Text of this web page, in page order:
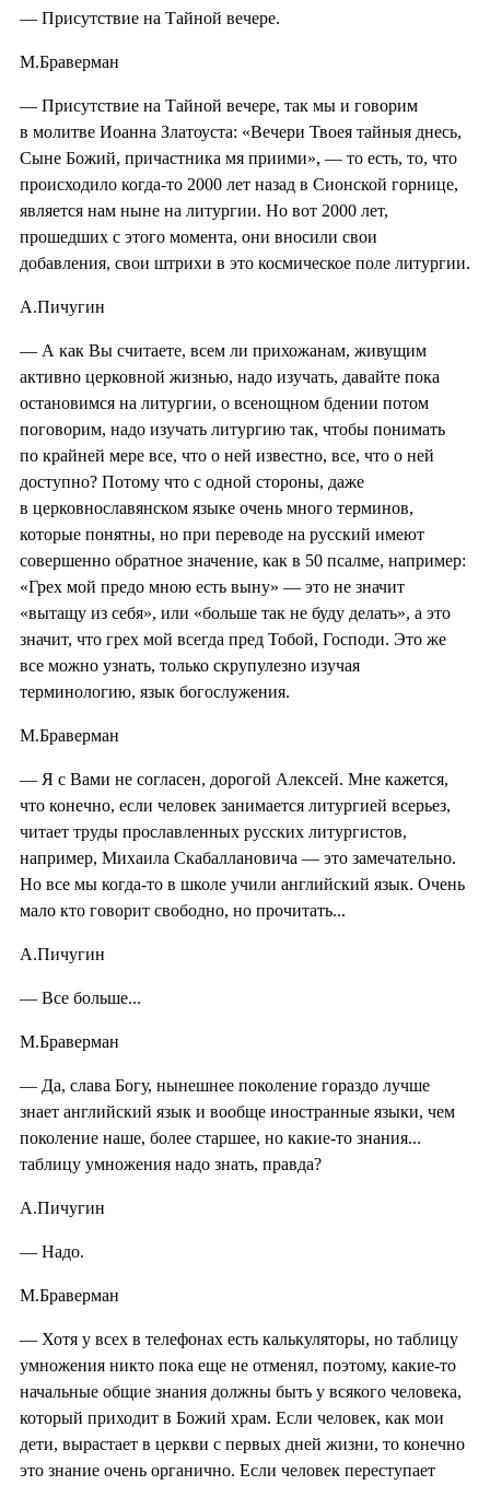
— Присутствие на Тайной вечере.
М.Браверман
— Присутствие на Тайной вечере, так мы и говорим
в молитве Иоанна Златоуста: «Вечери Твоея тайныя днесь,
Сыне Божий, причастника мя приими», — то есть, то, что
происходило когда-то 2000 лет назад в Сионской горнице,
является нам ныне на литургии. Но вот 2000 лет,
прошедших с этого момента, они вносили свои
добавления, свои штрихи в это космическое поле литургии.
А.Пичугин
— А как Вы считаете, всем ли прихожанам, живущим
активно церковной жизнью, надо изучать, давайте пока
остановимся на литургии, о всенощном бдении потом
поговорим, надо изучать литургию так, чтобы понимать
по крайней мере все, что о ней известно, все, что о ней
доступно? Потому что с одной стороны, даже
в церковнославянском языке очень много терминов,
которые понятны, но при переводе на русский имеют
совершенно обратное значение, как в 50 псалме, например:
«Грех мой предо мною есть выну» — это не значит
«вытащу из себя», или «больше так не буду делать», а это
значит, что грех мой всегда пред Тобой, Господи. Это же
все можно узнать, только скрупулезно изучая
терминологию, язык богослужения.
М.Браверман
— Я с Вами не согласен, дорогой Алексей. Мне кажется,
что конечно, если человек занимается литургией всерьез,
читает труды прославленных русских литургистов,
например, Михаила Скабаллановича — это замечательно.
Но все мы когда-то в школе учили английский язык. Очень
мало кто говорит свободно, но прочитать...
А.Пичугин
— Все больше...
М.Браверман
— Да, слава Богу, нынешнее поколение гораздо лучше
знает английский язык и вообще иностранные языки, чем
поколение наше, более старшее, но какие-то знания...
таблицу умножения надо знать, правда?
А.Пичугин
— Надо.
М.Браверман
— Хотя у всех в телефонах есть калькуляторы, но таблицу
умножения никто пока еще не отменял, поэтому, какие-то
начальные общие знания должны быть у всякого человека,
который приходит в Божий храм. Если человек, как мои
дети, вырастает в церкви с первых дней жизни, то конечно
это знание очень органично. Если человек переступает